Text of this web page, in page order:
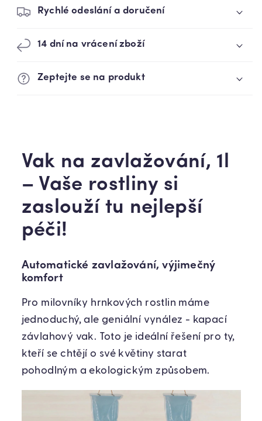
Rychlé odeslání a doručení
14 dní na vrácení zboží
Zeptejte se na produkt
Vak na zavlažování, 1l
– Vaše rostliny si
zaslouží tu nejlepší
péči!
Automatické zavlažování, výjimečný
komfort
Pro milovníky hrnkových rostlin máme
jednoduchý, ale geniální vynález - kapací
závlahový vak. Toto je ideální řešení pro ty,
kteří se chtějí o své květiny starat
pohodlným a ekologickým způsobem.